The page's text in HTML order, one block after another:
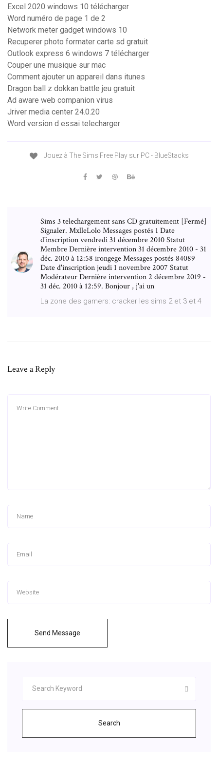
Excel 2020 windows 10 télécharger
Word numéro de page 1 de 2
Network meter gadget windows 10
Recuperer photo formater carte sd gratuit
Outlook express 6 windows 7 télécharger
Couper une musique sur mac
Comment ajouter un appareil dans itunes
Dragon ball z dokkan battle jeu gratuit
Ad aware web companion virus
Jriver media center 24.0.20
Word version d essai telecharger
Jouez à The Sims Free Play sur PC - BlueStacks
Sims 3 telechargement sans CD gratuitement [Fermé]
Signaler. MxlleLolo Messages postés 1 Date
d'inscription vendredi 31 décembre 2010 Statut
Membre Dernière intervention 31 décembre 2010 - 31
déc. 2010 à 12:58 irongege Messages postés 84089
Date d'inscription jeudi 1 novembre 2007 Statut
Modérateur Dernière intervention 2 décembre 2019 -
31 déc. 2010 à 12:59. Bonjour , j'ai un
La zone des gamers: cracker les sims 2 et 3 et 4
Leave a Reply
Send Message
Search